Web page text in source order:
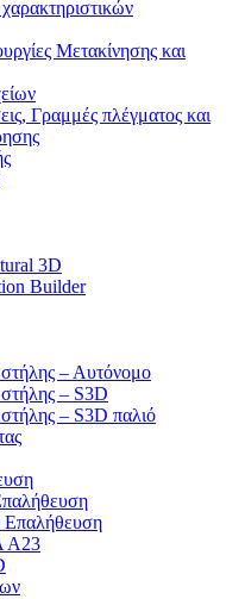
Μετακίνησης και
Γραμμές πλέγματος και
3D
Builder
– Αυτόνομο
– S3D
– S3D παλιό
A23